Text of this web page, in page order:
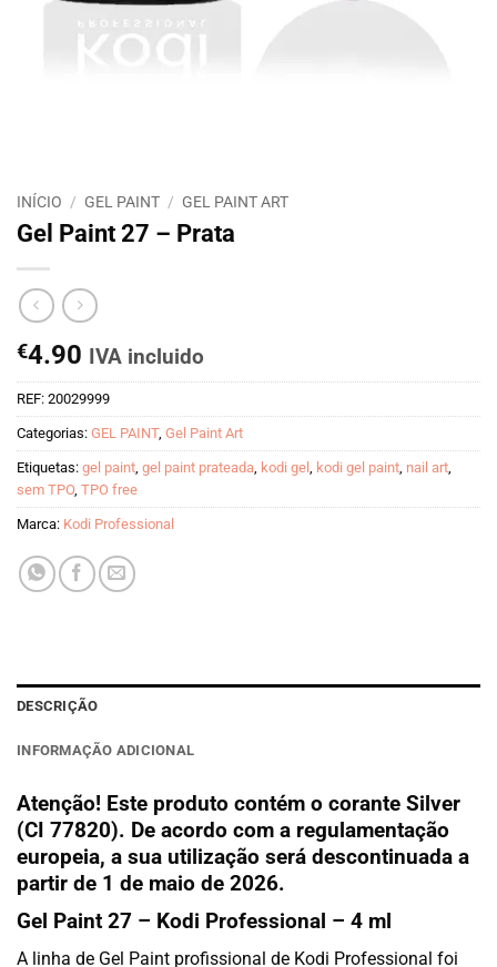
INÍCIO / GEL PAINT / GEL PAINT ART
Gel Paint 27 – Prata
€4.90 IVA incluido
REF: 20029999
Categorias: GEL PAINT, Gel Paint Art
Etiquetas: gel paint, gel paint prateada, kodi gel , kodi gel paint, nail art,
sem TPO, TPO free
Marca: Kodi Professional
DESCRIÇÃO
INFORMAÇÃO ADICIONAL
Atenção! Este produto contém o corante Silver
(CI 77820). De acordo com a regulamentação
europeia, a sua utilização será descontinuada a
partir de 1 de maio de 2026.
Gel Paint 27 – Kodi Professional – 4 ml
A linha de Gel Paint profissional de Kodi Professional foi